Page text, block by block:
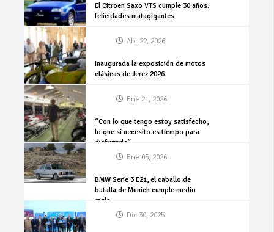
El Citroen Saxo VTS cumple 30 años:
felicidades matagigantes
Abr 22, 2026
Inaugurada la exposición de motos
clásicas de Jerez 2026
Ene 21, 2026
“Con lo que tengo estoy satisfecho,
lo que sí necesito es tiempo para
disfrutarlo”
Ene 05, 2026
BMW Serie 3 E21, el caballo de
batalla de Munich cumple medio
siglo
Dic 30, 2025